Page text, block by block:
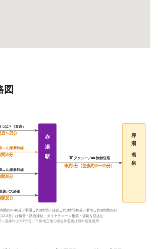
図
赤
湯
駅
赤
湯
温
泉
ばさ（直通）
〜35分
→山形新幹線
間50分
→山形新幹線
間40分
速バス経由
間30分
🚖 タクシー／🚌 旅館送迎
車約5分（徒歩約20〜25分）
間20〜40分／羽田→約3時間／仙台→約1時間45分／新潟→約3時間35分
3月）は積雪・路面凍結・タイヤチェーン推奨・遅延を見込む
→温泉街は車約5分／市街地立地で組合加盟宿は無料送迎運用